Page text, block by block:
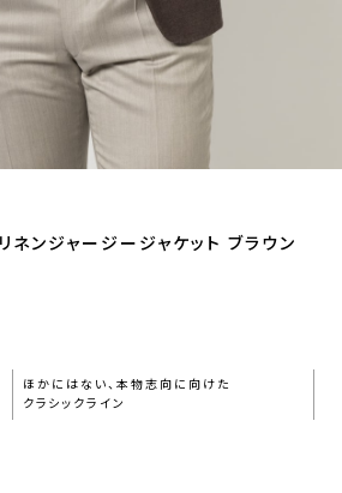
ネンジャージージャケット ブラウン
ほかにはない、本物志向に向けた
クラシックライン